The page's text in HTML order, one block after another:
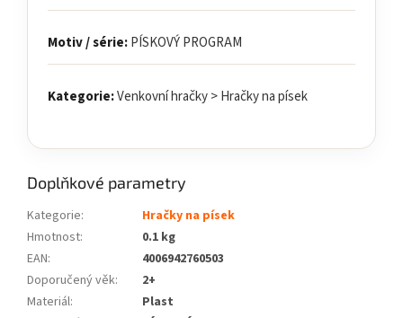
Motiv / série:PÍSKOVÝ PROGRAM
Kategorie:Venkovní hračky > Hračky na písek
Doplňkové parametry
Kategorie:
Hračky na písek
Hmotnost:
0.1 kg
EAN:
4006942760503
Doporučený věk:
2+
Materiál:
Plast